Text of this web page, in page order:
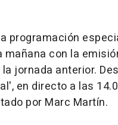
programación
con la
jornada anterior.
en directo a las
por Marc Martín.